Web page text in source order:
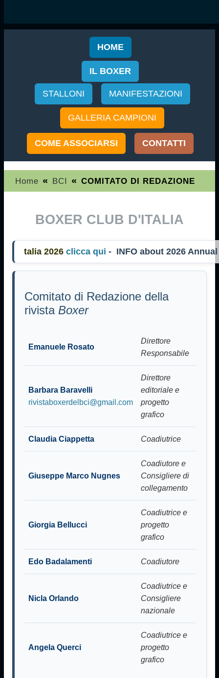
HOME
IL BOXER
STALLONI MANIFESTAZIONI
GALLERIA CAMPIONI
COME ASSOCIARSI CONTATTI
Home « BCI « COMITATO DI REDAZIONE
BOXER CLUB D'ITALIA
alia 2026 clicca qui- INFO about 2026 Annual
Comitato di Redazione della
rivista Boxer
Emanuele Rosato
Direttore
Responsabile
Barbara Baravelli
rivistaboxerdelbci@gmail.com
Direttore
editoriale e
progetto
grafico
Claudia Ciappetta Coadiutrice
Giuseppe Marco Nugnes
Coadiutore e
Consigliere di
collegamento
Giorgia Bellucci
Coadiutrice e
progetto
grafico
Edo Badalamenti Coadiutore
Nicla Orlando
Coadiutrice e
Consigliere
nazionale
Angela Querci
Coadiutrice e
progetto
grafico